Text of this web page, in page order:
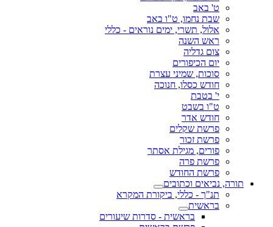
ט' באב
שבת נחמו, ט"ו באב
אלול, תשרי, ימים נוראים - כללי
ראש השנה
צום גדליה
יום הכיפורים
סוכות, שמיני עצרת
חודש כסלו, חנוכה
י' בטבת
ט"ו בשבט
חודש אדר
פרשת שקלים
פרשת זכור
פורים, מגילת אסתר
פרשת פרה
פרשת החודש
תורה, נביאים וכתובים
תנ"ך - כללי, ביקורת המקרא
בראשית
בראשית - סדרות שיעורים